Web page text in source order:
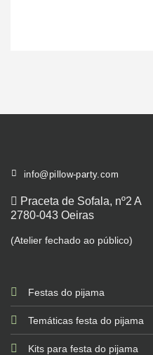
info@pillow-party.com
Praceta de Sofala, nº2 A
2780-043 Oeiras
(Atelier fechado ao público)
Festas do pijama
Temáticas festa do pijama
Kits para festa do pijama